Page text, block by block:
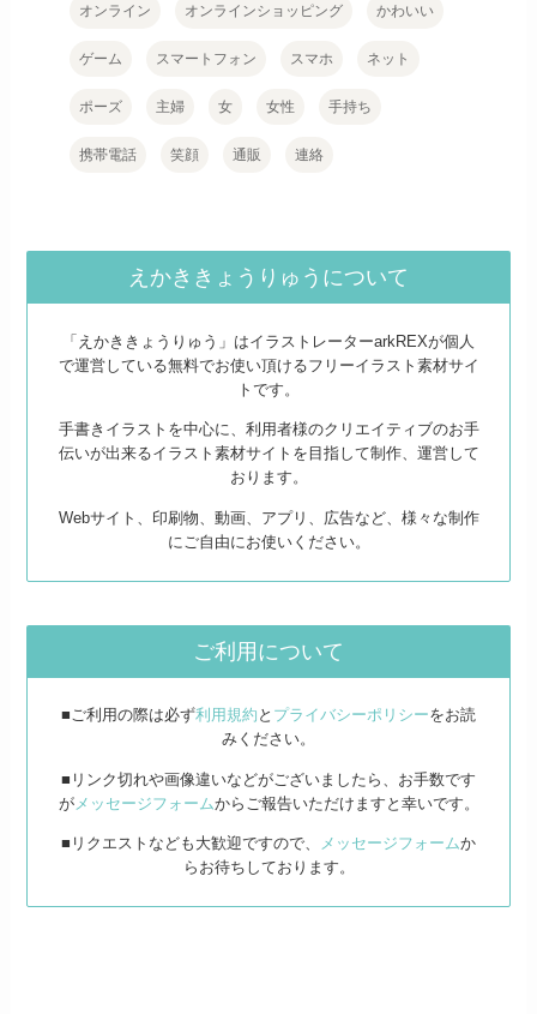
オンライン オンラインショッピング かわいい
ゲーム スマートフォン スマホ ネット
ポーズ 主婦 女 女性 手持ち
携帯電話 笑顔 通販 連絡
えかききょうりゅうについて
「えかききょうりゅう」はイラストレーターarkREXが個人
で運営している無料でお使い頂けるフリーイラスト素材サイ
トです。
手書きイラストを中心に、利用者様のクリエイティブのお手
伝いが出来るイラスト素材サイトを目指して制作、運営して
おります。
Webサイト、印刷物、動画、アプリ、広告など、様々な制作
にご自由にお使いください。
ご利用について
■ご利用の際は必ず利用規約 と プライバシーポリシーをお読
みください。
■リンク切れや画像違いなどがございましたら、お手数です
がメッセージフォームからご報告いただけますと幸いです。
■リクエストなども大歓迎ですので、 メッセージフォームか
らお待ちしております。